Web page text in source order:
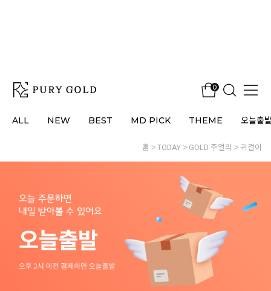
0
ALL NEW BEST MD PICK THEME 오늘출
홈 TODAY GOLD 주얼리 귀걸이